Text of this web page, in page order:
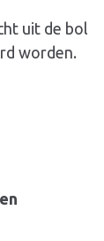
uit de bol
worden.